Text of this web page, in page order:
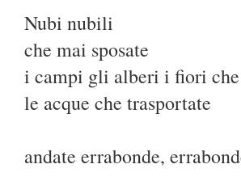
Nubi nubili
che mai sposate
i campi gli alberi i fiori che
le acque che trasportate
andate errabonde,